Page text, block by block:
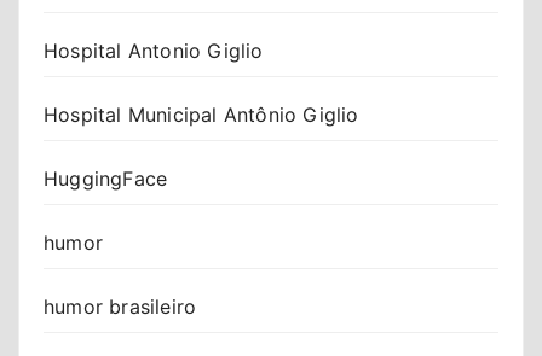
Hospital Antonio Giglio
Hospital Municipal Antônio Giglio
HuggingFace
humor
humor brasileiro